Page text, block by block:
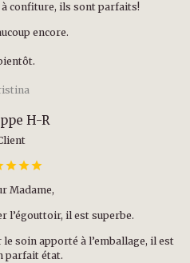
confiture, ils sont parfaits!
encore.
H-R
Madame,
l’égouttoir, il est superbe.
soin apporté à l’emballage, il est
parfait état.